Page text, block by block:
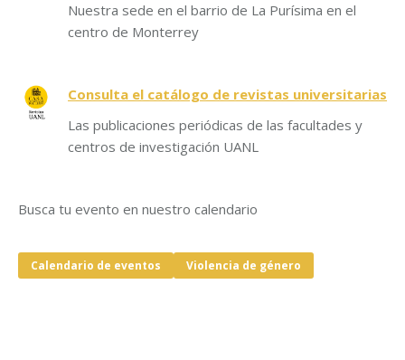
Nuestra sede en el barrio de La Purísima en el
centro de Monterrey
Consulta el catálogo de revistas universitarias
Las publicaciones periódicas de las facultades y
centros de investigación UANL
Busca tu evento en nuestro calendario
Calendario de eventos Violencia de género